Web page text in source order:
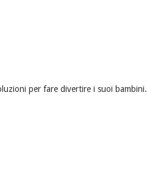
per fare divertire i suoi bambini.